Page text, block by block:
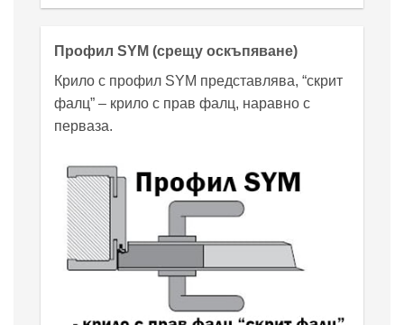
Профил SYM (срещу оскъпяване)
Крило с профил SYM представлява, “скрит
фалц” – крило с прав фалц, наравно с
перваза.